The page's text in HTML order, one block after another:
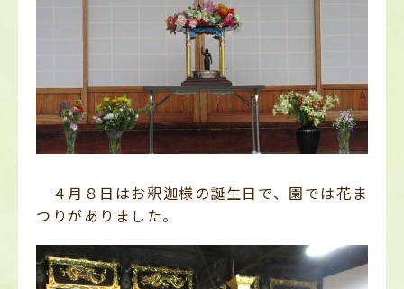
４月８日はお釈迦様の誕生日で、園では花ま
つりがありました。